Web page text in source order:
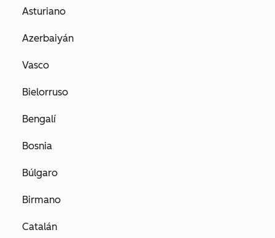
Asturiano
Azerbaiyán
Vasco
Bielorruso
Bengalí
Bosnia
Búlgaro
Birmano
Catalán